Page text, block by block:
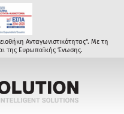
Ανταγωνιστικότητας". Με τη
της Ευρωπαϊκής Ένωσης.